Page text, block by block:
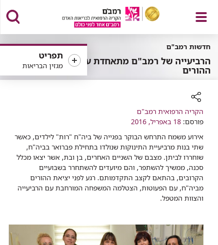
פתח
תפריט
תפריט
מגזין הבריאות
חדשות רמב"ם
הרביעייה של רמב"ם מתאחדת עם
ההורים
רכיב
שיתוף
הקריה הרפואית רמב"ם
פורסם: 18 באפריל, 2016
אירוע משמח התרחש הבוקר בפגייה של ביה"ח "רות" לילדים, כאשר
שתי בנות מרביעיית התינוקות שנולדו בתחילת פברואר בביה"ח,
שוחררו לביתן. מצבם של השניים האחרים, בן ובת, אשר יצאו מכלל
סכנה, ממשיך להשתפר, והם מיועדים להשתחרר בשבועיים
הקרובים, בהתאם לקצב התקדמותם. רגע לפני יציאת ההורים
מביה"ח, עם הפעוטות, הצטלמה המשפחה המורחבת עם הרביעייה
והצוות המטפל.